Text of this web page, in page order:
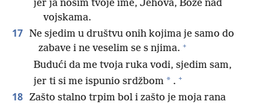
jer ja nosim tvoje ime, Jehova, Bože nad
vojskama.
17 Ne sjedim u društvu onih kojima je samo do
zabave i ne veselim se s njima. +
Budući da me tvoja ruka vodi, sjedim sam,
jer ti si me ispunio srdžbom * . +
18 Zašto stalno trpim bol i zašto je moja rana